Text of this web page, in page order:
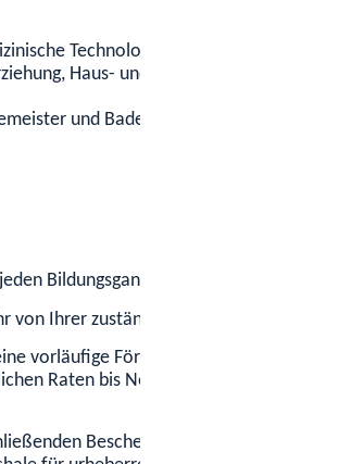
Technologie, Physiotherapie
Haus- und Familienpflege,
und Bademeisterin, Podologie
Bildungsgang einen separaten Antrag.
Ihrer zuständigen Behörde.
vorläufige Fördersumme. Diese basiert
Raten bis November als
Bescheid und berechnet die